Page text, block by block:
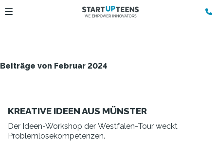
Beiträge von Februar 2024
KREATIVE IDEEN AUS MÜNSTER
Der Ideen-Workshop der Westfalen-Tour weckt
Problemlösekompetenzen.